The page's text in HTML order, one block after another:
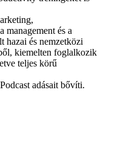
management és a
hazai és nemzetközi
kiemelten foglalkozik
teljes körű
adásait bővíti.